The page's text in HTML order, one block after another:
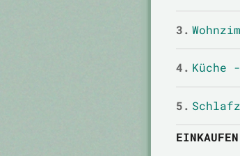
3.
4. Küche
5.
EINKAUFEN